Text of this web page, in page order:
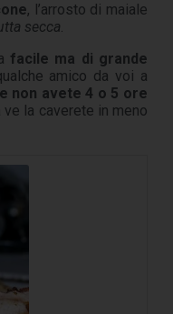
, l’arrosto di maiale
secca.
facile ma di grande
amico da voi a
non avete 4 o 5 ore
ve la caverete in meno